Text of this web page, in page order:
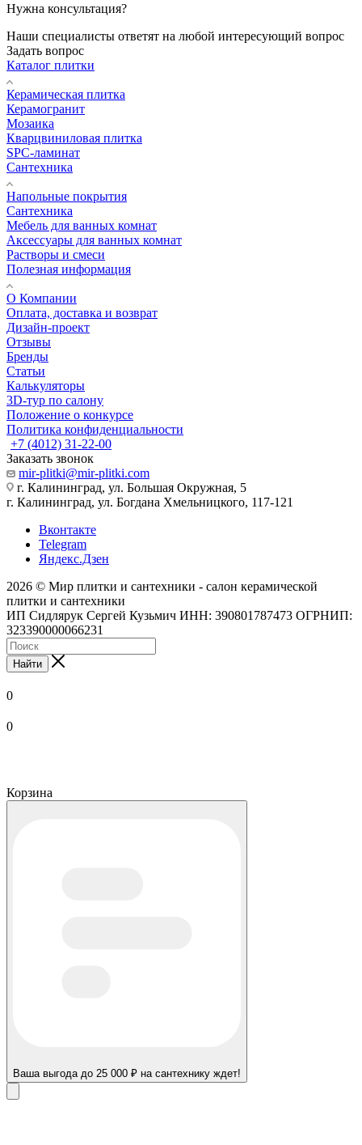
Нужна консультация?
Наши специалисты ответят на любой интересующий вопрос
Задать вопрос
Каталог плитки
Керамическая плитка
Керамогранит
Мозаика
Кварцвиниловая плитка
SPC-ламинат
Сантехника
Напольные покрытия
Сантехника
Мебель для ванных комнат
Аксессуары для ванных комнат
Растворы и смеси
Полезная информация
О Компании
Оплата, доставка и возврат
Дизайн-проект
Отзывы
Бренды
Статьи
Калькуляторы
3D-тур по салону
Положение о конкурсе
Политика конфиденциальности
+7 (4012) 31-22-00
Заказать звонок
mir-plitki@mir-plitki.com
г. Калининград, ул. Большая Окружная, 5
г. Калининград, ул. Богдана Хмельницкого, 117-121
Вконтакте
Telegram
Яндекс.Дзен
2026 © Мир плитки и сантехники - салон керамической
плитки и сантехники
ИП Сидлярук Сергей Кузьмич ИНН: 390801787473 ОГРНИП:
323390000066231
Найти
0
0
Корзина
Ваша выгода до 25 000 ₽ на сантехнику ждет!